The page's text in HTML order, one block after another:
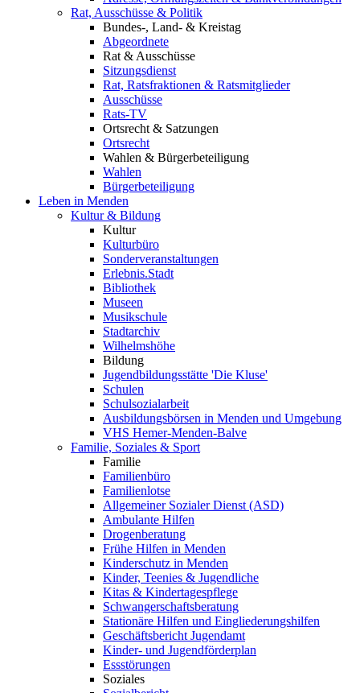
Rat, Ausschüsse & Politik
Bundes-, Land- & Kreistag
Abgeordnete
Rat & Ausschüsse
Sitzungsdienst
Rat, Ratsfraktionen & Ratsmitglieder
Ausschüsse
Rats-TV
Ortsrecht & Satzungen
Ortsrecht
Wahlen & Bürgerbeteiligung
Wahlen
Bürgerbeteiligung
Leben in Menden
Kultur & Bildung
Kultur
Kulturbüro
Sonderveranstaltungen
Erlebnis.Stadt
Bibliothek
Museen
Musikschule
Stadtarchiv
Wilhelmshöhe
Bildung
Jugendbildungsstätte 'Die Kluse'
Schulen
Schulsozialarbeit
Ausbildungsbörsen in Menden und Umgebung
VHS Hemer-Menden-Balve
Familie, Soziales & Sport
Familie
Familienbüro
Familienlotse
Allgemeiner Sozialer Dienst (ASD)
Ambulante Hilfen
Drogenberatung
Frühe Hilfen in Menden
Kinderschutz in Menden
Kinder, Teenies & Jugendliche
Kitas & Kindertagespflege
Schwangerschaftsberatung
Stationäre Hilfen und Eingliederungshilfen
Geschäftsbericht Jugendamt
Kinder- und Jugendförderplan
Essstörungen
Soziales